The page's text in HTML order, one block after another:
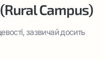
Campus)
зазвичай досить